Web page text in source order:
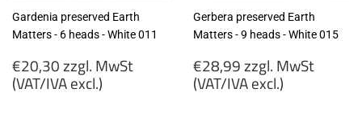
Gardenia preserved Earth
Matters - 6 heads - White 011
Regular
price
€20,30 zzgl. MwSt
(VAT/IVA excl.)
Gerbera preserved Earth
Matters - 9 heads - White 015
Regular
price
€28,99 zzgl. MwSt
(VAT/IVA excl.)